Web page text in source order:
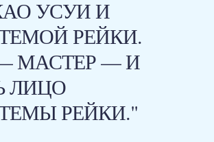
УСУИ И
РЕЙКИ.
МАСТЕР — И
ЛИЦО
РЕЙКИ."